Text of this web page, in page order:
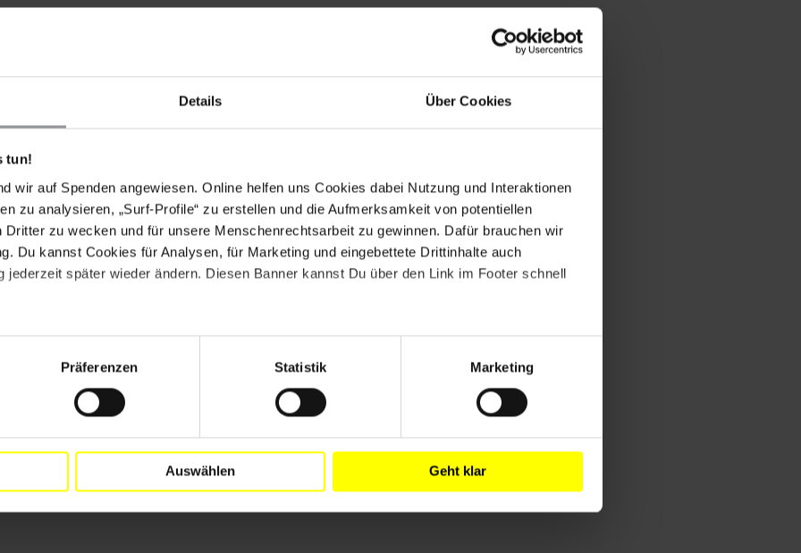
Details Über Cookies
tun!
wir auf Spenden angewiesen. Online helfen uns Cookies dabei Nutzung und Interaktionen
zu analysieren, „Surf-Profile“ zu erstellen und die Aufmerksamkeit von potentiellen
Dritter zu wecken und für unsere Menschenrechtsarbeit zu gewinnen. Dafür brauchen wir
Du kannst Cookies für Analysen, für Marketing und eingebettete Drittinhalte auch
jederzeit später wieder ändern. Diesen Banner kannst Du über den Link im Footer schnell
Präferenzen Statistik Marketing
Auswählen Geht klar
Städten im ganzen Land stattfanden,
festgenommen. Einige sind
nach wie vor in Haft. Genaue Angaben über
Freilassung von Majid Tavakkoli und allen
2009 festgenommen wurden sowie eine
dass Majid Tavakkoli in der Haft geschlagen